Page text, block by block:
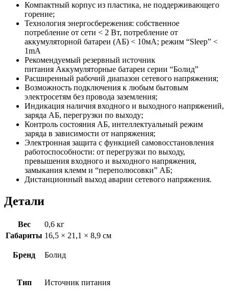
Компактный корпус из пластика, не поддерживающего
горение;
Технология энергосбережения: собственное
потребление от сети < 2 Вт, потребление от
аккумуляторной батареи (АБ) < 10мА; режим “Sleep” <
1mA
Рекомендуемый резервный источник
питания Аккумуляторные батареи серии “Болид”
Расширенный рабочий диапазон сетевого напряжения;
Возможность подключения к любым бытовым
электросетям без провода заземления;
Индикация наличия входного и выходного напряжений,
заряда АБ, перегрузки по выходу;
Контроль состояния АБ, интеллектуальный режим
заряда в зависимости от напряжения;
Электронная защита с функцией самовосстановления
работоспособности: от перегрузки по выходу,
превышения входного и выходного напряжения,
замыкания клемм и “переполюсовки” АБ;
Дистанционный выход аварии сетевого напряжения.
Детали
Вес
0,6 кг
Габариты 16,5 × 21,1 × 8,9 см
Бренд Болид
Тип Источник питания